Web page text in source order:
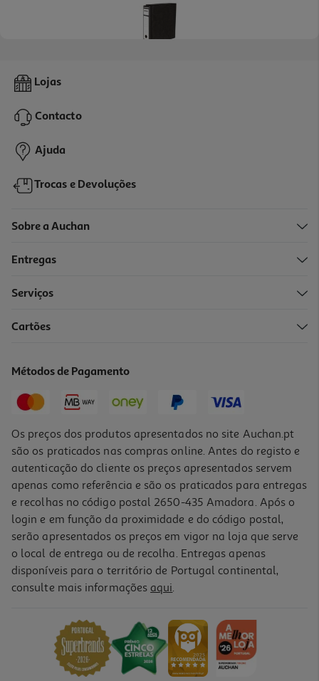
Pasta Arquivo A4 Ambar Com Caixa Marmoreada 80mm
3,89 €
Pasta Arquivo A4 Ambar Lombada Larga Lisa Azul Turquesa
Lojas
Contacto
Ajuda
Trocas e Devoluções
Sobre a Auchan
Entregas
Serviços
Cartões
Métodos de Pagamento
Os preços dos produtos apresentados no site Auchan.pt
são os praticados nas compras online. Antes do registo e
autenticação do cliente os preços apresentados servem
apenas como referência e são os praticados para entregas
e recolhas no código postal 2650-435 Amadora. Após o
login e em função da proximidade e do código postal,
serão apresentados os preços em vigor na loja que serve
o local de entrega ou de recolha. Entregas apenas
disponíveis para o território de Portugal continental,
consulte mais informações aqui.